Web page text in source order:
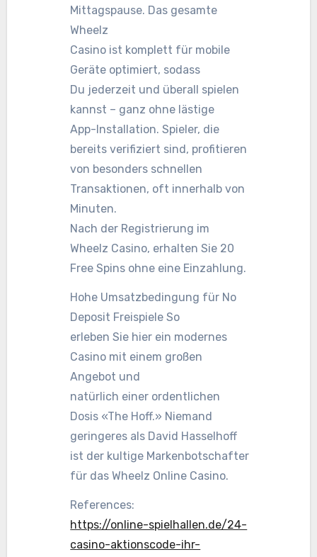
Mittagspause. Das gesamte
Wheelz
Casino ist komplett für mobile
Geräte optimiert, sodass
Du jederzeit und überall spielen
kannst – ganz ohne lästige
App-Installation. Spieler, die
bereits verifiziert sind, profitieren
von besonders schnellen
Transaktionen, oft innerhalb von
Minuten.
Nach der Registrierung im
Wheelz Casino, erhalten Sie 20
Free Spins ohne eine Einzahlung.
Hohe Umsatzbedingung für No
Deposit Freispiele So
erleben Sie hier ein modernes
Casino mit einem großen
Angebot und
natürlich einer ordentlichen
Dosis «The Hoff.» Niemand
geringeres als David Hasselhoff
ist der kultige Markenbotschafter
für das Wheelz Online Casino.
References:
https://online-spielhallen.de/24-
casino-aktionscode-ihr-